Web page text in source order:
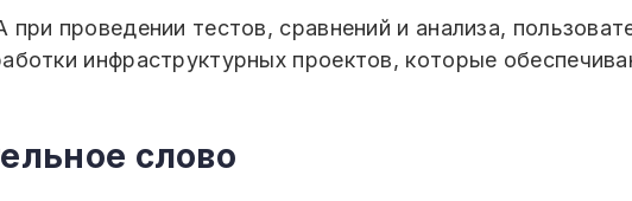
при проведении тестов, сравнений и анализа,
инфраструктурных проектов, которые
слово